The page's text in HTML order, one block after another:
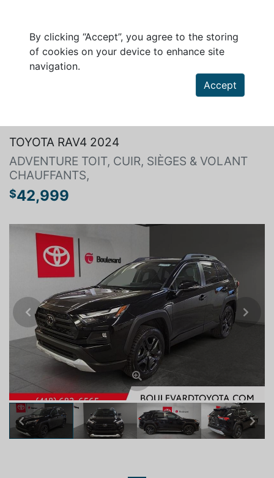
By clicking “Accept”, you agree to the storing
of cookies on your device to enhance site
navigation.
Accept
TOYOTA RAV4 2024
ADVENTURE TOIT, CUIR, SIÈGES & VOLANT
CHAUFFANTS,
$42,999
Previous Next
Previous Next